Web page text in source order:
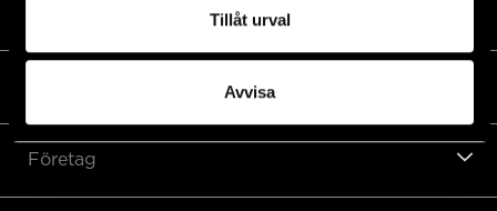
Tillåt urval
Avvisa
Företag